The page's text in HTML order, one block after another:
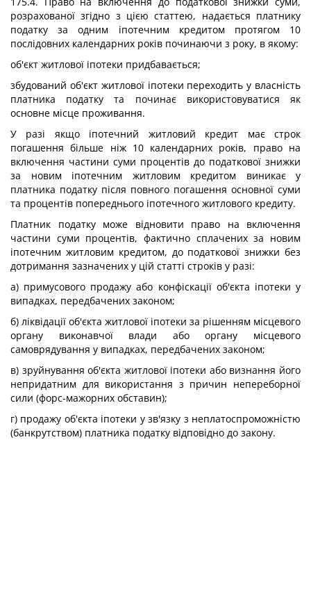
розрахованої згідно з цією статтею, надається платнику
податку за одним іпотечним кредитом протягом 10
послідовних календарних років починаючи з року, в якому:
об'єкт житлової іпотеки придбавається;
збудований об'єкт житлової іпотеки переходить у власність
платника податку та починає використовуватися як
основне місце проживання.
У разі якщо іпотечний житловий кредит має строк
погашення більше ніж 10 календарних років, право на
включення частини суми процентів до податкової знижки
за новим іпотечним житловим кредитом виникає у
платника податку після повного погашення основної суми
та процентів попереднього іпотечного житлового кредиту.
Платник податку може відновити право на включення
частини суми процентів, фактично сплачених за новим
іпотечним житловим кредитом, до податкової знижки без
дотримання зазначених у цій статті строків у разі:
а) примусового продажу або конфіскації об'єкта іпотеки у
випадках, передбачених законом;
б) ліквідації об'єкта житлової іпотеки за рішенням місцевого
органу виконавчої влади або органу місцевого
самоврядування у випадках, передбачених законом;
в) зруйнування об'єкта житлової іпотеки або визнання його
непридатним для використання з причин непереборної
сили (форс-мажорних обставин);
г) продажу об'єкта іпотеки у зв'язку з неплатоспроможністю
(банкрутством) платника податку відповідно до закону.